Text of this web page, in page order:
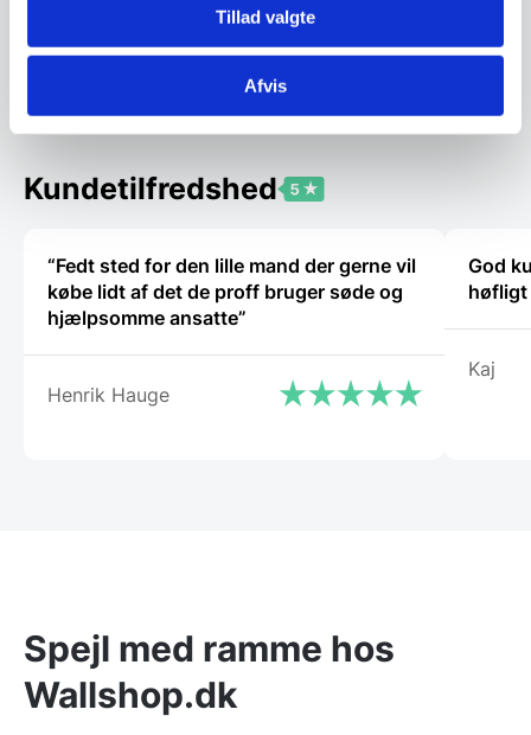
Tillad valgte
Afvis
Kundetilfredshed
“Fedt sted for den lille mand der gerne vil
købe lidt af det de proff bruger søde og
hjælpsomme ansatte”
Henrik Hauge
God
høfligt
Kaj
Spejl med ramme hos
Wallshop.dk